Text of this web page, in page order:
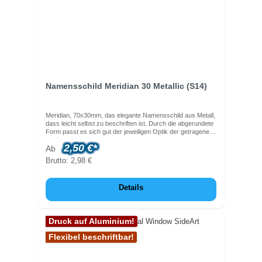
Namensschild Meridian 30 Metallic (S14)
Meridian, 70x30mm, das elegante Namensschild aus Metall,
dass leicht selbst zu beschriften ist. Durch die abgerundete
Form passt es sich gut der jeweiligen Optik der getragenen
Kleidung an.Lieferbar mit verschiedenen Befestigungen. Das
Namensschild ist aus metallisiertem Kunstsstoff gefertigt.
Ab 2,50 €*
Brutto: 2,98 €
Details
Druck auf Aluminium!
Flexibel beschriftbar!